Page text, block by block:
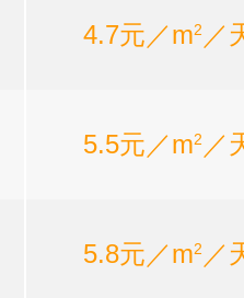
4.7元／m2 ／
5.5元／m2 ／
5.8元／m2 ／